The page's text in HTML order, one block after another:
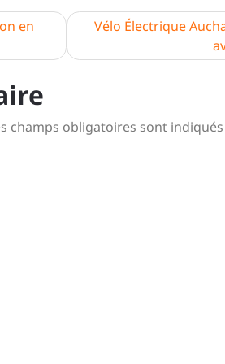
en
Vélo Électrique
champs obligatoires sont indiqués